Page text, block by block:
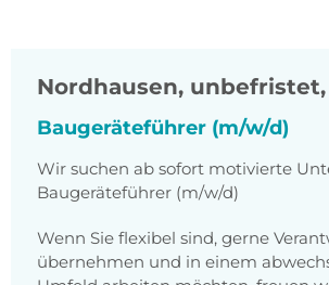
Nordhausen,
Baugeräteführer (m/w/d)
Wir suchen ab sofort motivierte
Baugeräteführer (m/w/d)
Wenn Sie flexibel sind, gerne
übernehmen und in einem